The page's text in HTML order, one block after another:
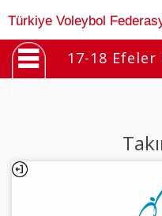
Türkiye Voleybol
17-18 Efeler